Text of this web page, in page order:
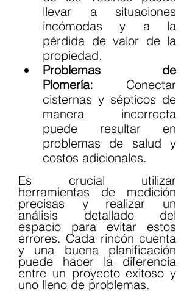
llevar a situaciones
incómodas y a la
pérdida de valor de la
propiedad.
Problemas de
Plomería: Conectar
cisternas y sépticos de
manera incorrecta
puede resultar en
problemas de salud y
costos adicionales.
Es crucial utilizar
herramientas de medición
precisas y realizar un
análisis detallado del
espacio para evitar estos
errores. Cada rincón cuenta
y una buena planificación
puede hacer la diferencia
entre un proyecto exitoso y
uno lleno de problemas.